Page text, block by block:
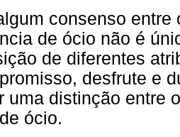
consenso
de ócio não é
de diferentes
desfrute e
uma distinção entre
ócio.